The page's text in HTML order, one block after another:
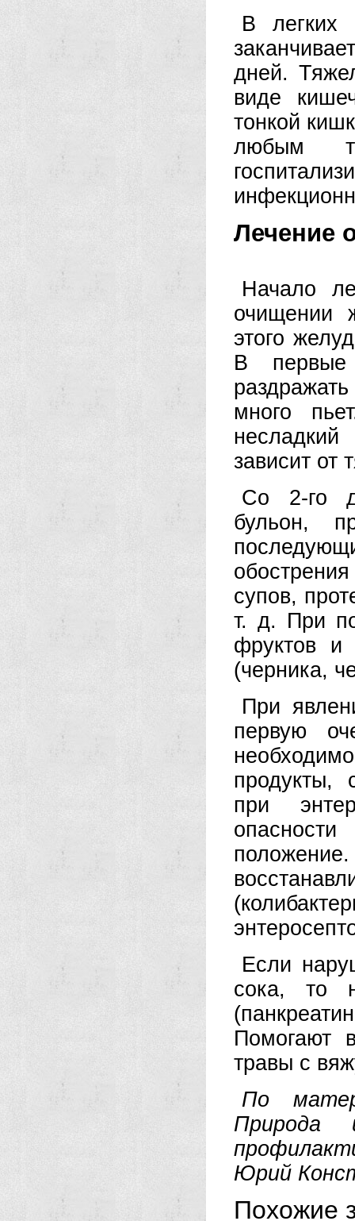
В легких
дней.
виде
тонкой
любым
Лечение
Начало
очищении
этого
В первые
много
зависит от
Со 2-го
бульон,
супов,
т. д. При
фруктов и
(черника,
При
первую
продукты,
при
Если
сока, то
Помогают
травы с
По
Природа
Юрий
Похожие